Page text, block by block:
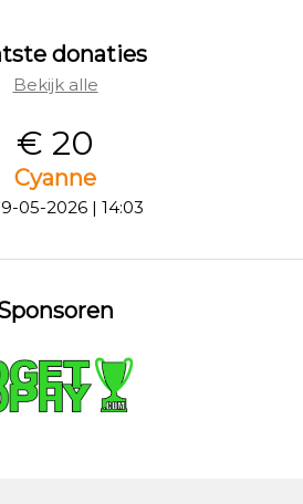
donaties
Bekijk alle
€ 20
Cyanne
05-2026 | 14:03